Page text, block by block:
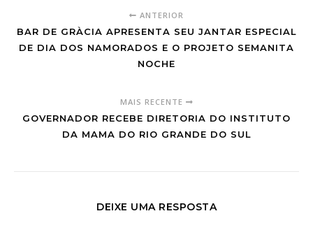
ANTERIOR
BAR DE GRÀCIA APRESENTA SEU JANTAR ESPECIAL
DE DIA DOS NAMORADOS E O PROJETO SEMANITA
NOCHE
MAIS RECENTE
GOVERNADOR RECEBE DIRETORIA DO INSTITUTO
DA MAMA DO RIO GRANDE DO SUL
DEIXE UMA RESPOSTA